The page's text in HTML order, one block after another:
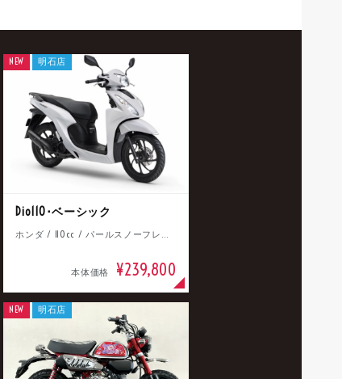
Dio110･ベーシック
ホンダ / 110cc / パールスノーフレークホワイト
本体価格 ¥239,800
NEW 明石店
NEW 明石店